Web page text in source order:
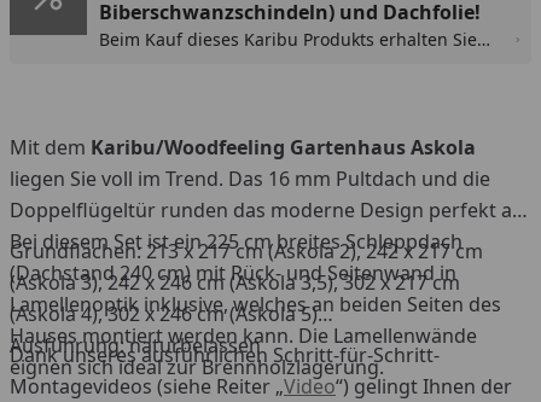
Biberschwanzschindeln) und Dachfolie!
Beim Kauf dieses Karibu Produkts erhalten Sie
im Warenkorb automatisch abgezogen.
Mit dem Karibu/Woodfeeling Gartenhaus Askola
liegen Sie voll im Trend. Das 16 mm Pultdach und die
Doppelflügeltür runden das moderne Design perfekt ab.
Bei diesem Set ist ein 225 cm breites Schleppdach
(Dachstand 240 cm) mit Rück- und Seitenwand in
Lamellenoptik inklusive, welches an beiden Seiten des
Hauses montiert werden kann. Die Lamellenwände
eignen sich ideal zur Brennholzlagerung.
Grundflächen: 213 x 217 cm (Askola 2), 242 x 217 cm
(Askola 3), 242 x 246 cm (Askola 3,5), 302 x 217 cm
(Askola 4), 302 x 246 cm (Askola 5)
Ausführung: naturbelassen
Dank unseres ausführlichen Schritt-für-Schritt-
Montagevideos (siehe Reiter „Video“) gelingt Ihnen der